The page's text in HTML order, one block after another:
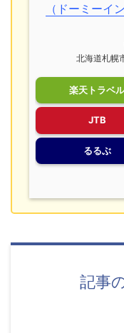
（ドーミー
北海道札幌
楽天トラベ
JTB
るるぶ
記事